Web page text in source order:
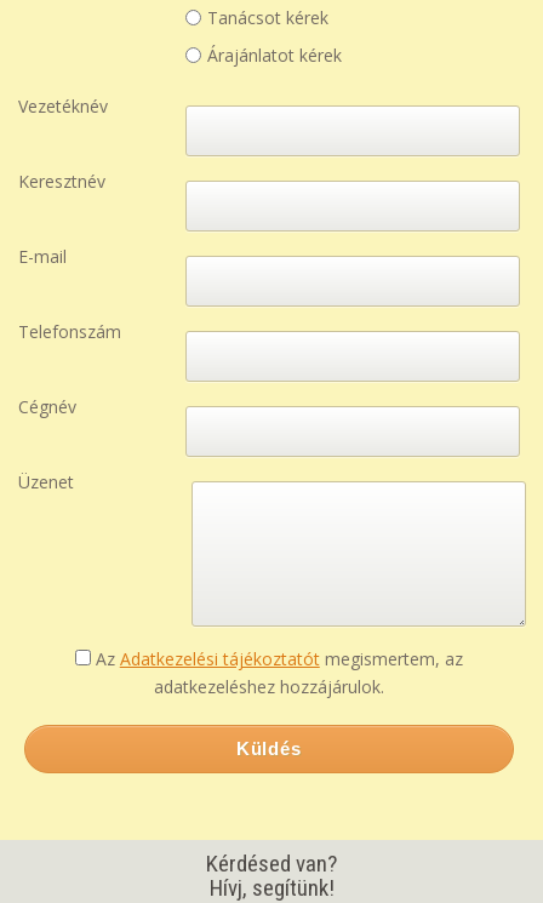
Tanácsot kérek
Árajánlatot kérek
Vezetéknév
Keresztnév
E-mail
Telefonszám
Cégnév
Üzenet
Az Adatkezelési tájékoztatótmegismertem, az
adatkezeléshez hozzájárulok.
Küldés
Kérdésed van?
Hívj, segítünk!